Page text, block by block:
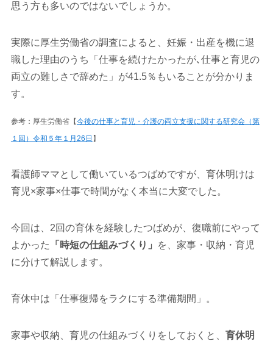
思う方も多いのではないでしょうか。
実際に厚生労働省の調査によると、妊娠・出産を機に退
職した理由のうち「仕事を続けたかったが､仕事と育児の
両立の難しさで辞めた」が41.5％もいることが分かりま
す。
参考：厚生労働省【今後の仕事と育児・介護の両立支援に関する研究会（第
１回）令和５年１月26日 】
看護師ママとして働いているつばめですが、育休明けは
育児×家事×仕事で時間がなく本当に大変でした。
今回は、2回の育休を経験したつばめが、復職前にやって
よかった
「時短の仕組みづくり」
を、家事・収納・育児
に分けて解説します。
育休中は「仕事復帰をラクにする準備期間」。
家事や収納、育児の仕組みづくりをしておくと、 育休明